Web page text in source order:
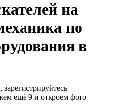
на
по
в
ещё 9 и откроем фото